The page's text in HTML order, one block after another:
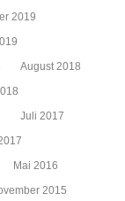
2019
August 2018
Juli 2017
Mai 2016
2015